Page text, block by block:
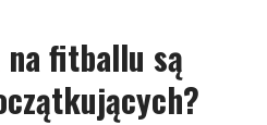
na fitballu są